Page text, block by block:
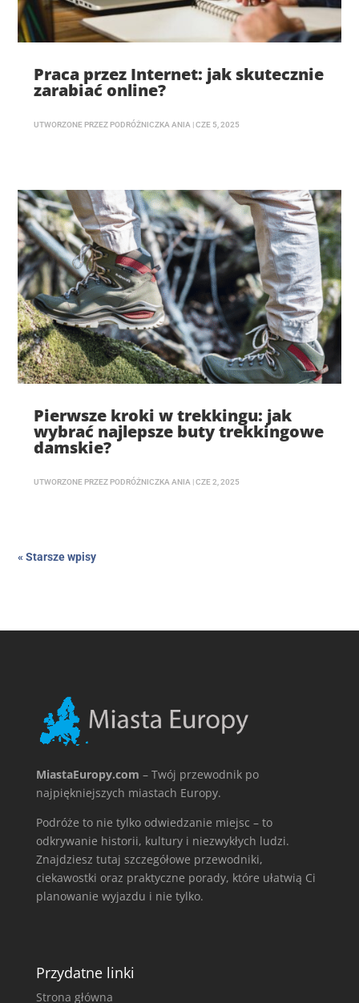
Praca przez Internet: jak skutecznie
zarabiać online?
UTWORZONE PRZEZ PODRÓŻNICZKA ANIA |CZE 5, 2025
Pierwsze kroki w trekkingu: jak
wybrać najlepsze buty trekkingowe
damskie?
UTWORZONE PRZEZ PODRÓŻNICZKA ANIA |CZE 2, 2025
« Starsze wpisy
MiastaEuropy.com – Twój przewodnik po
najpiękniejszych miastach Europy.
Podróże to nie tylko odwiedzanie miejsc – to
odkrywanie historii, kultury i niezwykłych ludzi.
Znajdziesz tutaj szczegółowe przewodniki,
ciekawostki oraz praktyczne porady, które ułatwią Ci
planowanie wyjazdu i nie tylko.
Przydatne linki
Strona główna